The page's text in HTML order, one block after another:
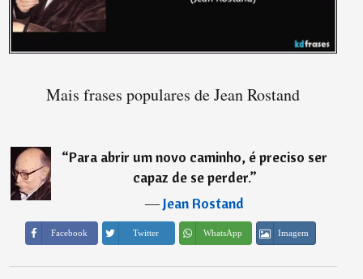
Mais frases populares de Jean Rostand
“Para abrir um novo caminho, é preciso ser
capaz de se perder.”
―Jean Rostand
Facebook Twitter WhatsApp Imagem